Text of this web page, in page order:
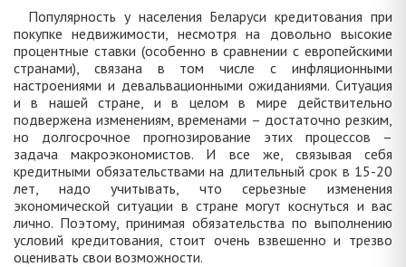
Популярность у населения Беларуси кредитования при
покупке недвижимости, несмотря на довольно высокие
процентные ставки (особенно в сравнении с европейскими
странами), связана в том числе с инфляционными
настроениями и девальвационными ожиданиями. Ситуация
и в нашей стране, и в целом в мире действительно
подвержена изменениям, временами – достаточно резким,
но долгосрочное прогнозирование этих процессов –
задача макроэкономистов. И все же, связывая себя
кредитными обязательствами на длительный срок в 15-20
лет, надо учитывать, что серьезные изменения
экономической ситуации в стране могут коснуться и вас
лично. Поэтому, принимая обязательства по выполнению
условий кредитования, стоит очень взвешенно и трезво
оценивать свои возможности.